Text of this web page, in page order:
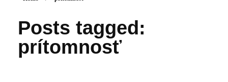
Posts tagged:
prítomnosť